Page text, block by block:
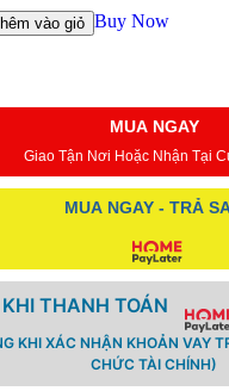
vào giỏ Buy Now
MUA NGAY
Giao Tận Nơi Hoặc Nhận Tại
MUA NGAY - TRẢ
THANH TOÁN
KHI XÁC NHẬN KHOẢN VAY
CHỨC TÀI CHÍNH)